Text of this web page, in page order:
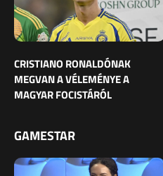
CRISTIANO RONALDÓNAK
MEGVAN A VÉLEMÉNYE A
MAGYAR FOCISTÁRÓL
GAMESTAR